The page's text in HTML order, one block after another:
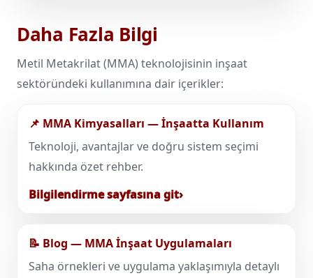
Daha Fazla Bilgi
Metil Metakrilat (MMA) teknolojisinin inşaat
sektöründeki kullanımına dair içerikler:
📌 MMA Kimyasalları — İnşaatta Kullanım
Teknoloji, avantajlar ve doğru sistem seçimi
hakkında özet rehber.
Bilgilendirme sayfasına git
📝 Blog — MMA İnşaat Uygulamaları
Saha örnekleri ve uygulama yaklaşımıyla detaylı